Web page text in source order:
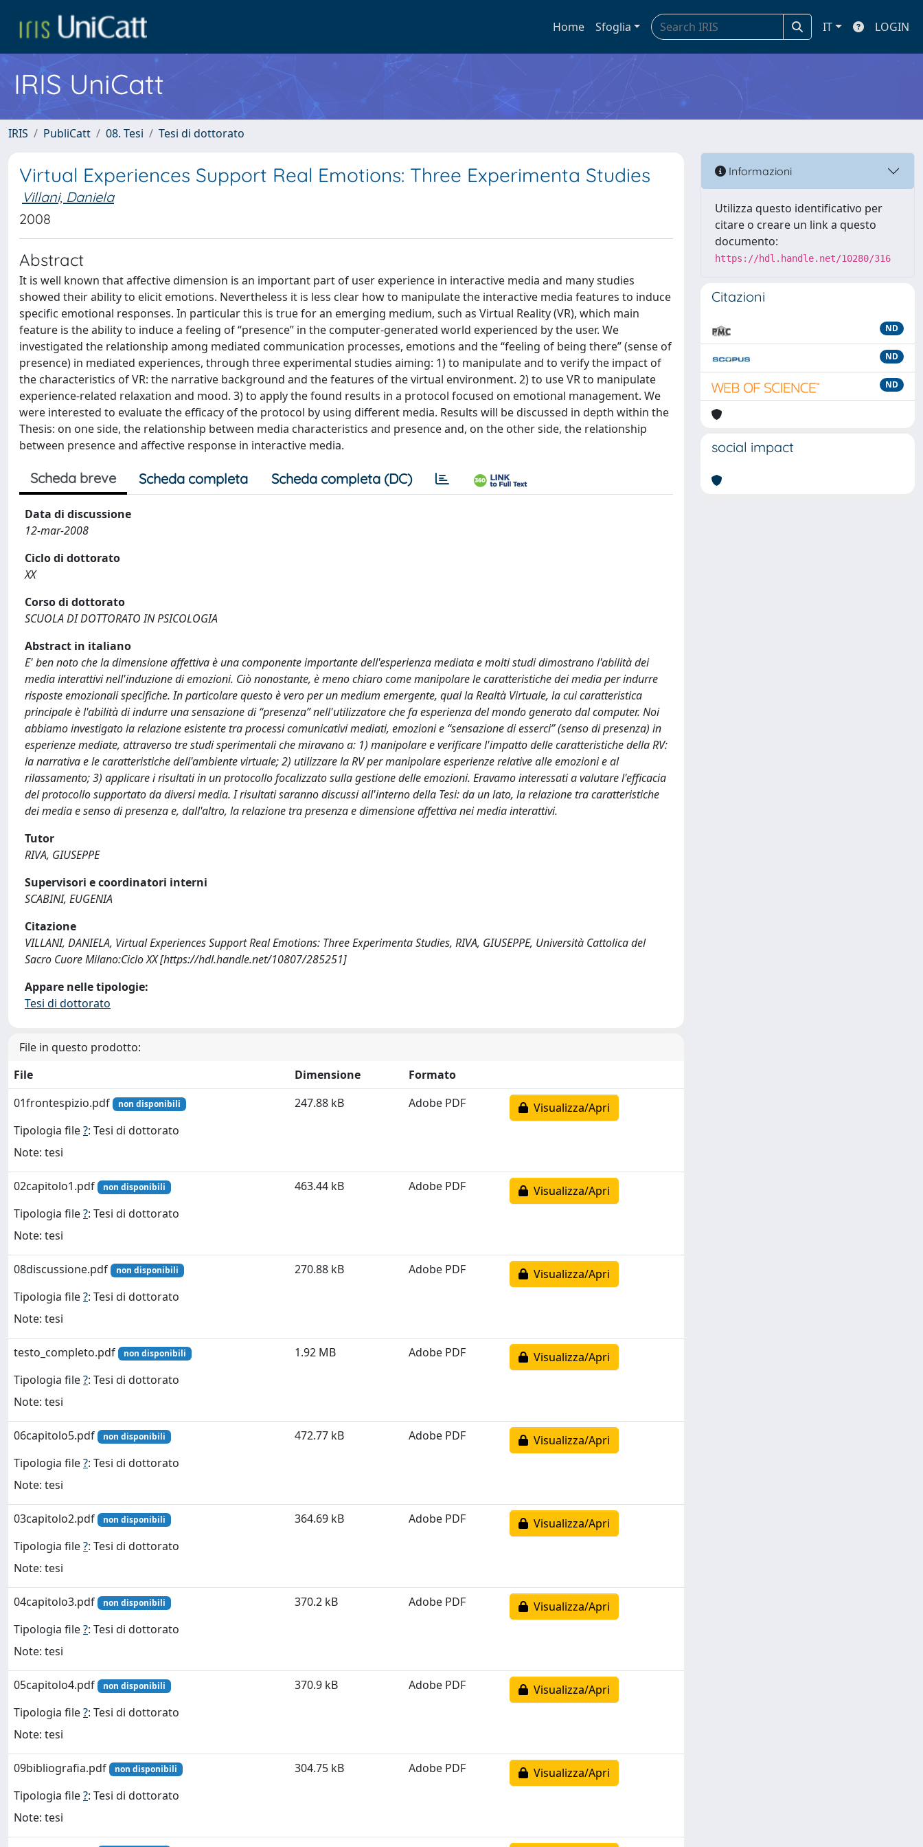
Home Sfoglia IT LOGIN
IRIS UniCatt
IRIS PubliCatt 08. Tesi Tesi di dottorato
Virtual Experiences Support Real Emotions: Three Experimenta Studies
Villani, Daniela
2008
Abstract
It is well known that affective dimension is an important part of user experience in interactive media and many studies
showed their ability to elicit emotions. Nevertheless it is less clear how to manipulate the interactive media features to induce
specific emotional responses. In particular this is true for an emerging medium, such as Virtual Reality (VR), which main
feature is the ability to induce a feeling of “presence” in the computer‐generated world experienced by the user. We
investigated the relationship among mediated communication processes, emotions and the “feeling of being there” (sense of
presence) in mediated experiences, through three experimental studies aiming: 1) to manipulate and to verify the impact of
the characteristics of VR: the narrative background and the features of the virtual environment. 2) to use VR to manipulate
experience‐related relaxation and mood. 3) to apply the found results in a protocol focused on emotional management. We
were interested to evaluate the efficacy of the protocol by using different media. Results will be discussed in depth within the
Thesis: on one side, the relationship between media characteristics and presence and, on the other side, the relationship
between presence and affective response in interactive media.
Scheda breve Scheda completa Scheda completa (DC)
Data di discussione
12-mar-2008
Ciclo di dottorato
XX
Corso di dottorato
SCUOLA DI DOTTORATO IN PSICOLOGIA
Abstract in italiano
E' ben noto che la dimensione affettiva è una componente importante dell'esperienza mediata e molti studi dimostrano l'abilità dei
media interattivi nell'induzione di emozioni. Ciò nonostante, è meno chiaro come manipolare le caratteristiche dei media per indurre
risposte emozionali specifiche. In particolare questo è vero per un medium emergente, qual la Realtà Virtuale, la cui caratteristica
principale è l'abilità di indurre una sensazione di “presenza” nell'utilizzatore che fa esperienza del mondo generato dal computer. Noi
abbiamo investigato la relazione esistente tra processi comunicativi mediati, emozioni e “sensazione di esserci” (senso di presenza) in
esperienze mediate, attraverso tre studi sperimentali che miravano a: 1) manipolare e verificare l'impatto delle caratteristiche della RV:
la narrativa e le caratteristiche dell'ambiente virtuale; 2) utilizzare la RV per manipolare esperienze relative alle emozioni e al
rilassamento; 3) applicare i risultati in un protocollo focalizzato sulla gestione delle emozioni. Eravamo interessati a valutare l'efficacia
del protocollo supportato da diversi media. I risultati saranno discussi all'interno della Tesi: da un lato, la relazione tra caratteristiche
dei media e senso di presenza e, dall'altro, la relazione tra presenza e dimensione affettiva nei media interattivi.
Tutor
RIVA, GIUSEPPE
Supervisori e coordinatori interni
SCABINI, EUGENIA
Citazione
VILLANI, DANIELA, Virtual Experiences Support Real Emotions: Three Experimenta Studies, RIVA, GIUSEPPE, Università Cattolica del
Sacro Cuore Milano:Ciclo XX [https://hdl.handle.net/10807/285251]
Appare nelle tipologie:
Tesi di dottorato
File in questo prodotto:
File
Dimensione
Formato
01frontespizio.pdf
non disponibili
Tipologia file?: Tesi di dottorato
Note: tesi
247.88 kB Adobe PDF Visualizza/Apri
02capitolo1.pdf non disponibili
Tipologia file?: Tesi di dottorato
Note: tesi
463.44 kB Adobe PDF Visualizza/Apri
08discussione.pdf non disponibili
Tipologia file?: Tesi di dottorato
Note: tesi
270.88 kB Adobe PDF Visualizza/Apri
testo_completo.pdf non disponibili
Tipologia file?: Tesi di dottorato
Note: tesi
1.92 MB Adobe PDF Visualizza/Apri
06capitolo5.pdf non disponibili
Tipologia file?: Tesi di dottorato
Note: tesi
472.77 kB Adobe PDF Visualizza/Apri
03capitolo2.pdf non disponibili
Tipologia file?: Tesi di dottorato
Note: tesi
364.69 kB Adobe PDF Visualizza/Apri
04capitolo3.pdf non disponibili
Tipologia file?: Tesi di dottorato
Note: tesi
370.2 kB Adobe PDF Visualizza/Apri
05capitolo4.pdf non disponibili
Tipologia file?: Tesi di dottorato
Note: tesi
370.9 kB Adobe PDF Visualizza/Apri
09bibliografia.pdf non disponibili
Tipologia file?: Tesi di dottorato
Note: tesi
304.75 kB Adobe PDF Visualizza/Apri
Informazioni
Utilizza questo identificativo per
citare o creare un link a questo
documento:
https://hdl.handle.net/10280/316
Citazioni
ND
ND
ND
social impact